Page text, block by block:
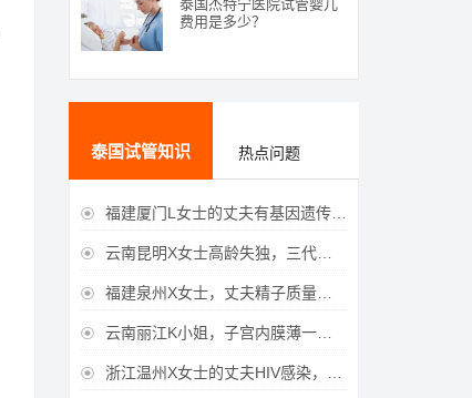
泰国杰特宁医院试管婴儿
费用是多少？
泰国试管知识 热点问题
 福建厦门L女士的丈夫有基因遗传疾病，三代试管生育健康宝宝
 云南昆明X女士高龄失独，三代试管助她重获女儿
 福建泉州X女士，丈夫精子质量差，三代试管获得男宝宝
 云南丽江K小姐，子宫内膜薄一直未孕，三代试管一次成功获得
 浙江温州X女士的丈夫HIV感染，三代试管成功获得女宝宝